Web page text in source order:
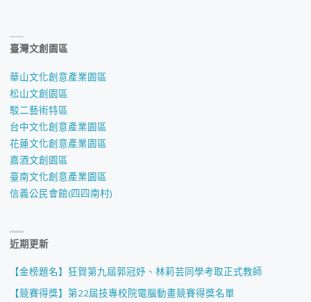
臺灣文創園區
華山文化創意產業園區
松山文創園區
駁二藝術特區
台中文化創意產業園區
花蓮文化創意產業園區
嘉酒文創園區
臺南文化創意產業園區
信義公民會館(四四南村)
近期更新
【金榜題名】狂賀第九屆郭冠妤、林莉芸同學考取正式教師
【競賽得獎】第22屆技專校院電腦動畫競賽得獎名單